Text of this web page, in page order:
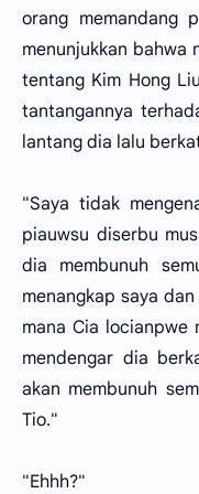
orang memandang
menunjukkan bahwa
tentang Kim Hong
tantangannya
lantang dia lalu
"Saya tidak
piauwsu diserbu
dia membunuh
menangkap saya
mana Cia locianpwe
mendengar dia
akan membunuh
Tio."
"Ehhh?"